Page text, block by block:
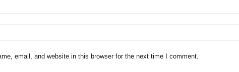
email, and website in this browser for the next time I comment.